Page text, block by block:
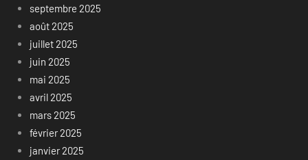
septembre 2025
août 2025
juillet 2025
juin 2025
mai 2025
avril 2025
mars 2025
février 2025
janvier 2025